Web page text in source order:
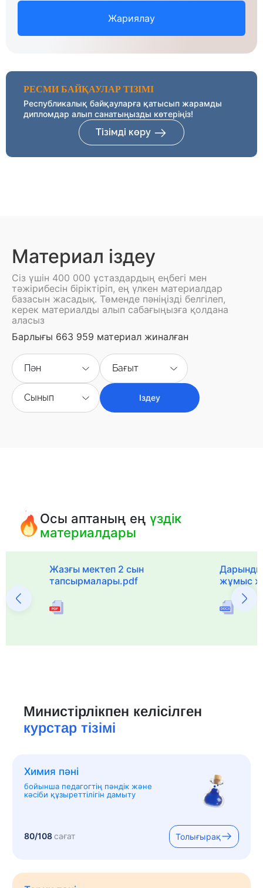
Жариялау
РЕСМИ БАЙҚАУЛАР ТІЗІМІ
Республикалық байқауларға қатысып жарамды
дипломдар алып санатыңызды көтеріңіз!
Тізімді көру
Материал іздеу
Сіз үшін 400 000 ұстаздардың еңбегі мен
тәжірибесін біріктіріп, ең үлкен материалдар
базасын жасадық. Төменде пәніңізді белгілеп,
керек материалды алып сабағыңызға қолдана
аласыз
Барлығы 663 959 материал жиналған
Пән Бағыт
Сынып Іздеу
Осы аптаның еңүздік
материалдары
Жазғы мектеп 2 сын
тапсырмалары.pdf
жұмыс
Министірлікпен келісілген
курстар тізімі
Химия пәні
бойынша педагогтің пәндік және
кәсіби құзыреттілігін дамыту
80/108сағат Толығырақ